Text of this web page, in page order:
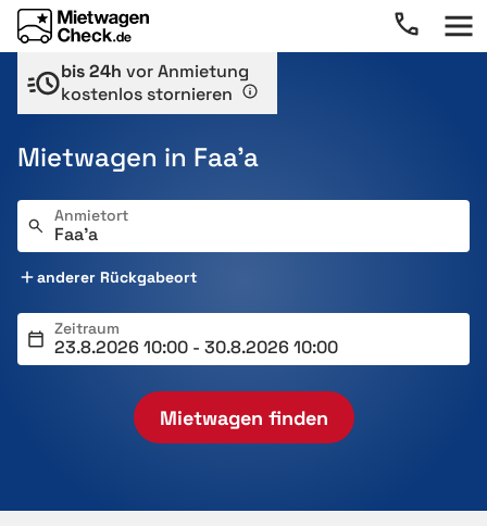
bis 24h vor Anmietung
kostenlos stornieren
Mietwagen in Faa’a
Anmietort
anderer Rückgabeort
Zeitraum
Mietwagen finden